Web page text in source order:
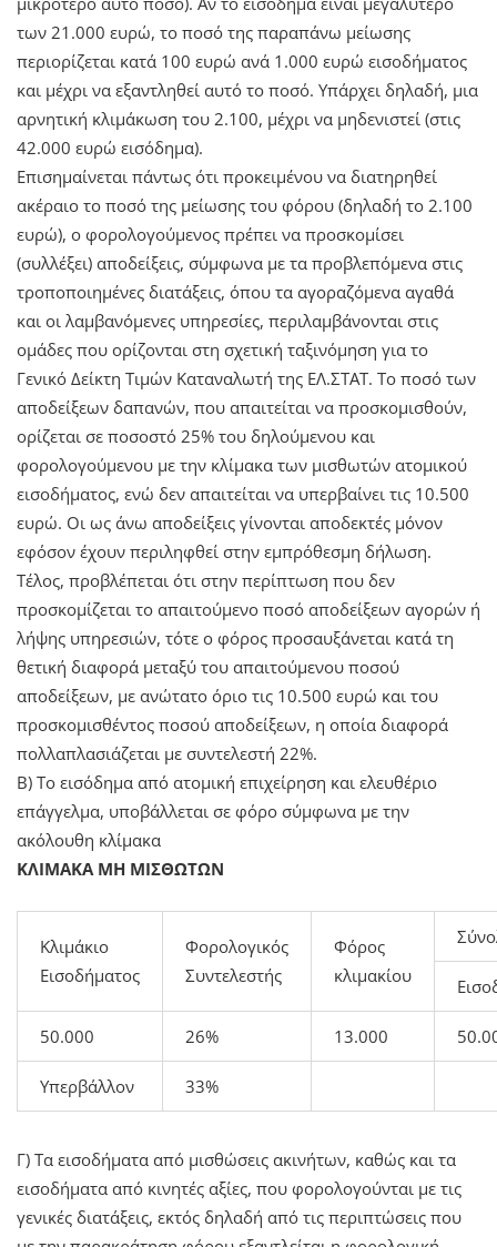
των 21.000 ευρώ, το ποσό της παραπάνω μείωσης
περιορίζεται κατά 100 ευρώ ανά 1.000 ευρώ εισοδήματος
και μέχρι να εξαντληθεί αυτό το ποσό. Υπάρχει δηλαδή, μια
αρνητική κλιμάκωση του 2.100, μέχρι να μηδενιστεί (στις
42.000 ευρώ εισόδημα).
Επισημαίνεται πάντως ότι προκειμένου να διατηρηθεί
ακέραιο το ποσό της μείωσης του φόρου (δηλαδή το 2.100
ευρώ), ο φορολογούμενος πρέπει να προσκομίσει
(συλλέξει) αποδείξεις, σύμφωνα με τα προβλεπόμενα στις
τροποποιημένες διατάξεις, όπου τα αγοραζόμενα αγαθά
και οι λαμβανόμενες υπηρεσίες, περιλαμβάνονται στις
ομάδες που ορίζονται στη σχετική ταξινόμηση για το
Γενικό Δείκτη Τιμών Καταναλωτή της ΕΛ.ΣΤΑΤ. Το ποσό των
αποδείξεων δαπανών, που απαιτείται να προσκομισθούν,
ορίζεται σε ποσοστό 25% του δηλούμενου και
φορολογούμενου με την κλίμακα των μισθωτών ατομικού
εισοδήματος, ενώ δεν απαιτείται να υπερβαίνει τις 10.500
ευρώ. Οι ως άνω αποδείξεις γίνονται αποδεκτές μόνον
εφόσον έχουν περιληφθεί στην εμπρόθεσμη δήλωση.
Τέλος, προβλέπεται ότι στην περίπτωση που δεν
προσκομίζεται το απαιτούμενο ποσό αποδείξεων αγορών ή
λήψης υπηρεσιών, τότε ο φόρος προσαυξάνεται κατά τη
θετική διαφορά μεταξύ του απαιτούμενου ποσού
αποδείξεων, με ανώτατο όριο τις 10.500 ευρώ και του
προσκομισθέντος ποσού αποδείξεων, η οποία διαφορά
πολλαπλασιάζεται με συντελεστή 22%.
Β) Το εισόδημα από ατομική επιχείρηση και ελευθέριο
επάγγελμα, υποβάλλεται σε φόρο σύμφωνα με την
ακόλουθη κλίμακα
ΚΛΙΜΑΚΑ ΜΗ ΜΙΣΘΩΤΩΝ
Κλιμάκιο
Εισοδήματος
Φορολογικός
Συντελεστής
Φόρος
κλιμακίου
50.000 26% 13.000
Υπερβάλλον 33%
Γ) Τα εισοδήματα από μισθώσεις ακινήτων, καθώς και τα
εισοδήματα από κινητές αξίες, που φορολογούνται με τις
γενικές διατάξεις, εκτός δηλαδή από τις περιπτώσεις που